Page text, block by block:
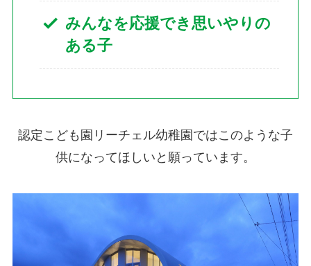
みんなを応援でき思いやりの
ある子
認定こども園リーチェル幼稚園ではこのような子
供になってほしいと願っています。